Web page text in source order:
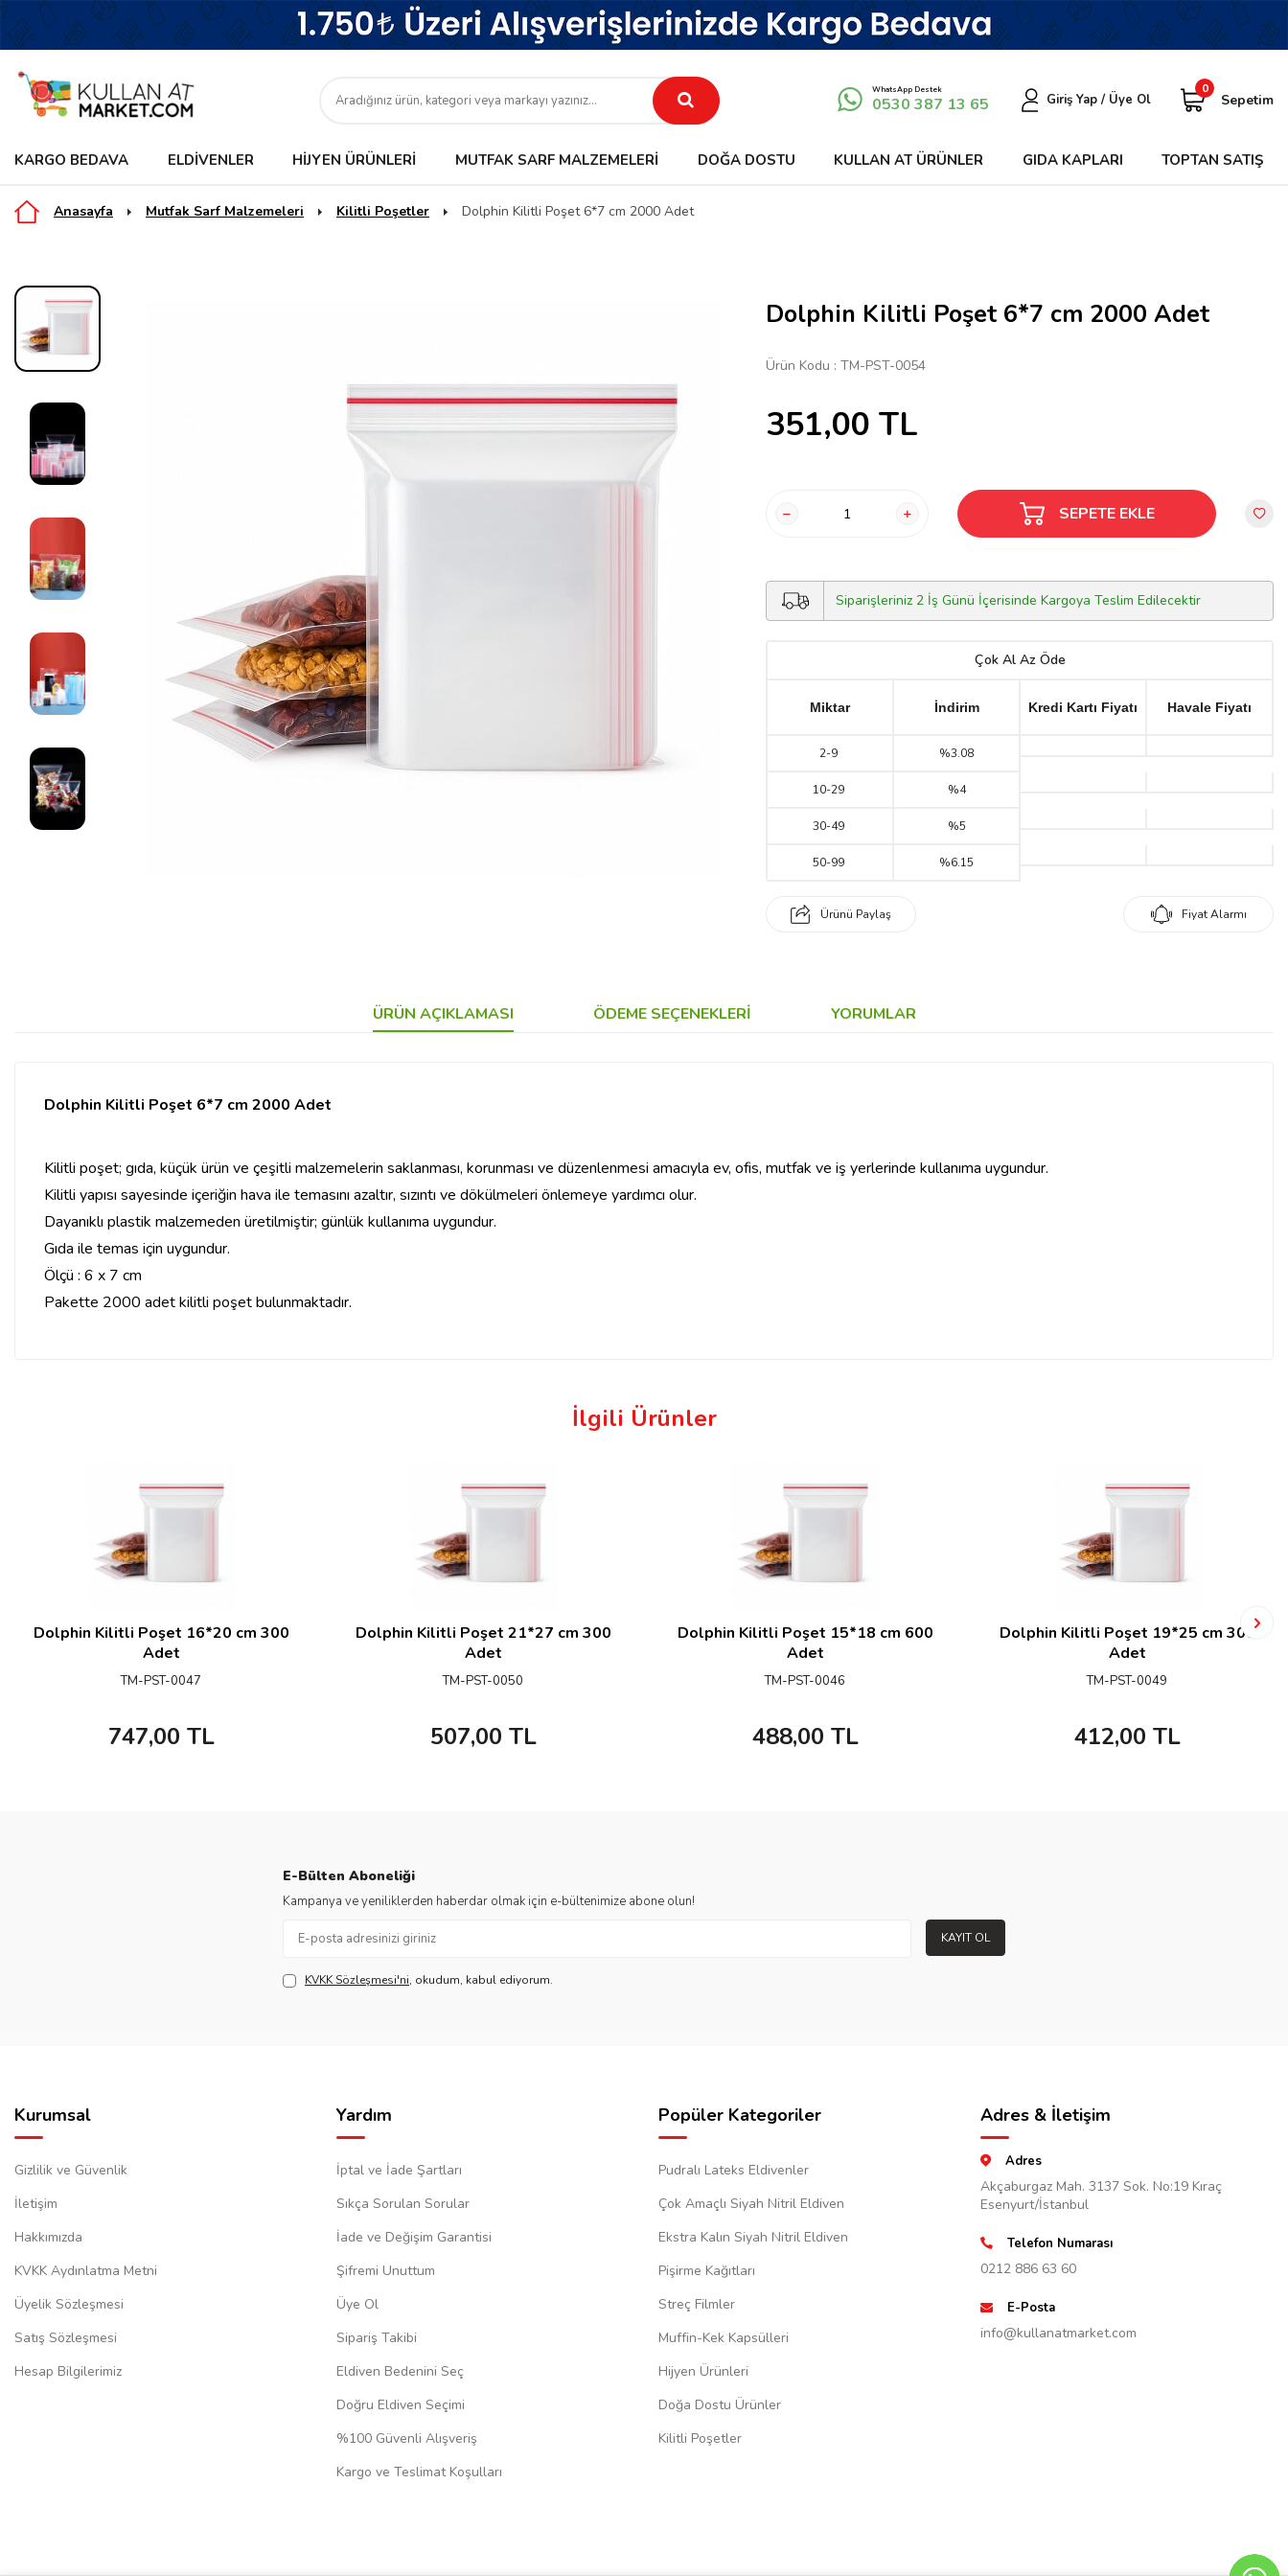
WhatsApp Destek
0530 387 13 65 Giriş Yap / Üye Ol
0
Sepetim
KARGO BEDAVA ELDIVENLER HIJYEN ÜRÜNLERI MUTFAK SARF MALZEMELERI DOĞA DOSTU KULLAN AT ÜRÜNLER GIDA KAPLARI TOPTAN SATIŞ
Anasayfa Mutfak Sarf Malzemeleri Kilitli Poşetler Dolphin Kilitli Poşet 6*7 cm 2000 Adet
Dolphin Kilitli Poşet 6*7 cm 2000 Adet
Ürün Kodu : TM-PST-0054
351,00 TL
SEPETE EKLE
Siparişleriniz 2 İş Günü İçerisinde Kargoya Teslim Edilecektir
Çok Al Az Öde
Miktar İndirim Kredi Kartı Fiyatı Havale Fiyatı
2-9 %3.08
10-29 %4
30-49 %5
50-99 %6.15
Ürünü Paylaş Fiyat Alarmı
ÜRÜN AÇIKLAMASI ÖDEME SEÇENEKLERI YORUMLAR
Dolphin Kilitli Poşet 6*7 cm 2000 Adet
Kilitli poşet; gıda, küçük ürün ve çeşitli malzemelerin saklanması, korunması ve düzenlenmesi amacıyla ev, ofis, mutfak ve iş yerlerinde kullanıma uygundur.
Kilitli yapısı sayesinde içeriğin hava ile temasını azaltır, sızıntı ve dökülmeleri önlemeye yardımcı olur.
Dayanıklı plastik malzemeden üretilmiştir; günlük kullanıma uygundur.
Gıda ile temas için uygundur.
Ölçü : 6 x 7 cm
Pakette 2000 adet kilitli poşet bulunmaktadır.
İlgili Ürünler
Dolphin Kilitli Poşet 16*20 cm 300
Adet
TM-PST-0047
747,00 TL
Dolphin Kilitli Poşet 21*27 cm 300
Adet
TM-PST-0050
507,00 TL
Dolphin Kilitli Poşet 15*18 cm 600
Adet
TM-PST-0046
488,00 TL
Dolphin Kilitli Poşet 19*25 cm 300
Adet
TM-PST-0049
412,00 TL
E-Bülten Aboneliği
Kampanya ve yeniliklerden haberdar olmak için e-bültenimize abone olun!
KAYIT OL
KVKK Sözleşmesi'ni, okudum, kabul ediyorum.
Kurumsal
Gizlilik ve Güvenlik
İletişim
Hakkımızda
KVKK Aydınlatma Metni
Üyelik Sözleşmesi
Satış Sözleşmesi
Hesap Bilgilerimiz
Yardım
İptal ve İade Şartları
Sıkça Sorulan Sorular
İade ve Değişim Garantisi
Şifremi Unuttum
Üye Ol
Sipariş Takibi
Eldiven Bedenini Seç
Doğru Eldiven Seçimi
%100 Güvenli Alışveriş
Kargo ve Teslimat Koşulları
Popüler Kategoriler
Pudralı Lateks Eldivenler
Çok Amaçlı Siyah Nitril Eldiven
Ekstra Kalın Siyah Nitril Eldiven
Pişirme Kağıtları
Streç Filmler
Muffin-Kek Kapsülleri
Hijyen Ürünleri
Doğa Dostu Ürünler
Kilitli Poşetler
Adres & İletişim
Adres
Akçaburgaz Mah. 3137 Sok. No:19 Kıraç
Esenyurt/İstanbul
Telefon Numarası
0212 886 63 60
E-Posta
info@kullanatmarket.com